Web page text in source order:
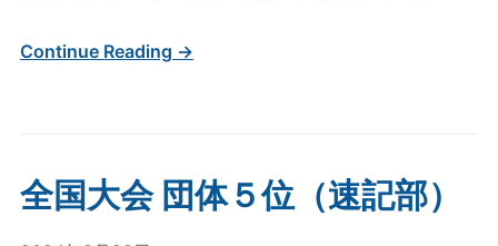
Continue Reading →
全国大会 団体５位（速記部）